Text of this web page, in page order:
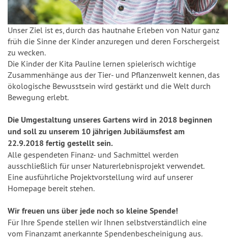
Unser Ziel ist es, durch das hautnahe Erleben von Natur ganz
früh die Sinne der Kinder anzuregen und deren Forschergeist
zu wecken.
Die Kinder der Kita Pauline lernen spielerisch wichtige
Zusammenhänge aus der Tier- und Pflanzenwelt kennen, das
ökologische Bewusstsein wird gestärkt und die Welt durch
Bewegung erlebt.
Die Umgestaltung unseres Gartens wird in 2018 beginnen
und soll zu unserem 10 jährigen Jubiläumsfest am
22.9.2018 fertig gestellt sein.
Alle gespendeten Finanz- und Sachmittel werden
ausschließlich für unser Naturerlebnisprojekt verwendet.
Eine ausführliche Projektvorstellung wird auf unserer
Homepage bereit stehen.
Wir freuen uns über jede noch so kleine Spende!
Für Ihre Spende stellen wir Ihnen selbstverständlich eine
vom Finanzamt anerkannte Spendenbescheinigung aus.